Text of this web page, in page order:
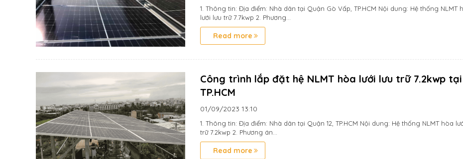
1. Thông tin: Địa điểm: Nhà dân tại Quận Gò Vấp, TP.HCM Nội dung: Hệ thống NLMT
lưới lưu trữ 7.7kwp 2. Phương...
Read more
Công trình lắp đặt hệ NLMT hòa lưới lưu trữ 7.2kwp tại
TP.HCM
01/09/2023 13:10
1. Thông tin: Địa điểm: Nhà dân tại Quận 12, TP.HCM Nội dung: Hệ thống NLMT hòa
trữ 7.2kwp 2. Phương án...
Read more